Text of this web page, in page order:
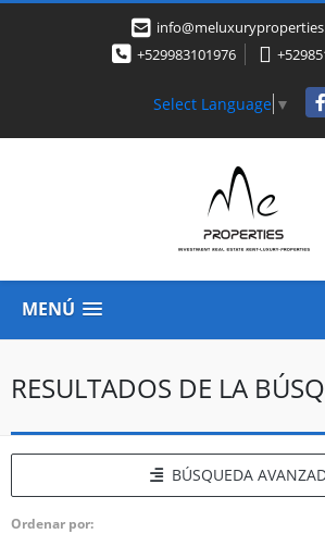
+529983101976
Select Language ▼
MENÚ
RESULTADOS DE LA
BÚSQUEDA
Ordenar por: